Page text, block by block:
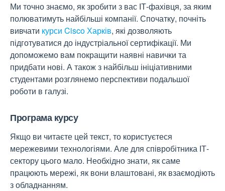
Ми точно знаємо, як зробити з вас ІТ-фахівця, за яким
полюватимуть найбільші компанії. Спочатку, почніть
вивчати курси Cisco Харків, які дозволяють
підготуватися до індустріальної сертифікації. Ми
допоможемо вам покращити наявні навички та
придбати нові. А також з найбільш ініціативними
студентами розглянемо перспективи подальшої
роботи в галузі.
Програма курсу
Якщо ви читаєте цей текст, то користуєтеся
мережевими технологіями. Але для співробітника ІТ-
сектору цього мало. Необхідно знати, як саме
працюють мережі, як вони влаштовані, як взаємодіють
з обладнанням.